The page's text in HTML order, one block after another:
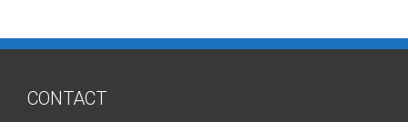
CONTACT